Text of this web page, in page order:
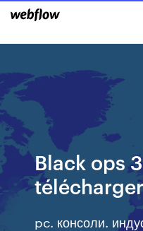
Black ops
pc. консоли.